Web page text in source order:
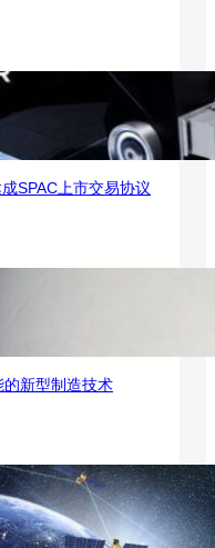
SPAC上市交易协议
新型制造技术